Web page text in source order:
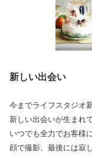
新しい出会い
今までライフスタジオ
新しい出会いが生まれ
いつでも全力でお客様
顔で撮影、最後には寂